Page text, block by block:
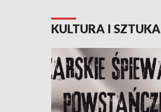
KULTURA I SZTUKA